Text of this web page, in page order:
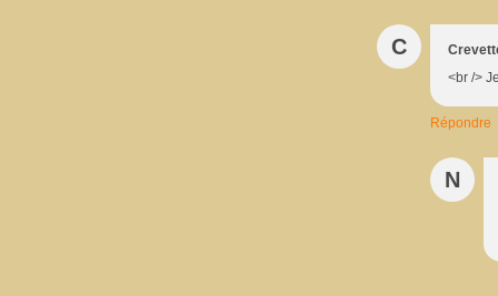
C
<br />
Répondre
N